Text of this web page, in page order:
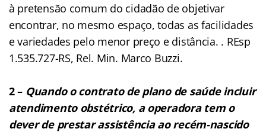
à pretensão comum do cidadão de objetivar
encontrar, no mesmo espaço, todas as facilidades
e variedades pelo menor preço e distância. . REsp
1.535.727-RS, Rel. Min. Marco Buzzi.
2 – Quando o contrato de plano de saúde incluir
atendimento obstétrico, a operadora tem o
dever de prestar assistência ao recém-nascido